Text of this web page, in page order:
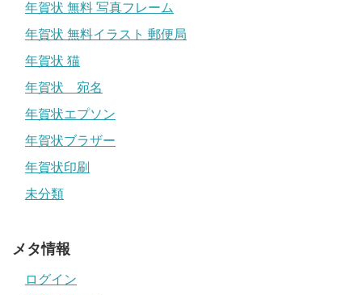
年賀状 無料 写真フレーム
年賀状 無料イラスト 郵便局
年賀状 猫
年賀状 宛名
年賀状エプソン
年賀状ブラザー
年賀状印刷
未分類
メタ情報
ログイン